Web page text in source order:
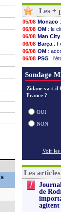
20h30 OM: un
20h01
Brest:
19h18 OM:
19h09
PSG: 4
18h48
Nice:
18h37
L1:
18h29
17h58
Atletico
17h46
Monaco
17h16 PSG :
16h37 Real:
16h33 Man City
16h22 Palace
Les +
05/08 Monaco
06/08 OM : le
06/08 Man City
06/08 Barça :
06/08 OM :
06/08 PSG :
06/08
Sondage
Zidane va t-il
France ?
OUI
NON
Voir les
Les
1
de
agitent